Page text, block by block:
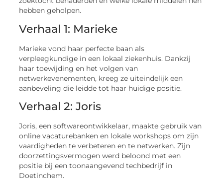
hebben geholpen.
Verhaal 1: Marieke
Marieke vond haar perfecte baan als
verpleegkundige in een lokaal ziekenhuis. Dankzij
haar toewijding en het volgen van
netwerkevenementen, kreeg ze uiteindelijk een
aanbeveling die leidde tot haar huidige positie.
Verhaal 2: Joris
Joris, een softwareontwikkelaar, maakte gebruik van
online vacaturebanken en lokale workshops om zijn
vaardigheden te verbeteren en te netwerken. Zijn
doorzettingsvermogen werd beloond met een
positie bij een toonaangevend techbedrijf in
Doetinchem.